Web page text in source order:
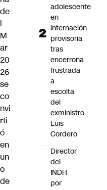
de
l
M
ar
20
26
se
co
nvi
rti
ó
en
un
o
de
adolescente
en
internación
provisoria
tras
encerrona
frustrada
a
escolta
del
exministro
Luis
Cordero
Director
del
INDH
por